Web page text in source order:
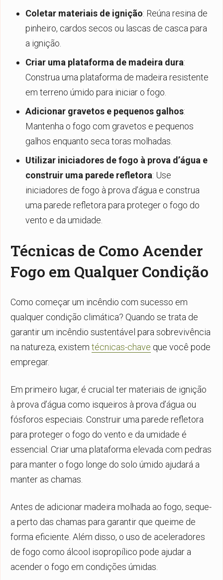
Coletar materiais de ignição: Reúna resina de
pinheiro, cardos secos ou lascas de casca para
a ignição.
Criar uma plataforma de madeira dura:
Construa uma plataforma de madeira resistente
em terreno úmido para iniciar o fogo.
Adicionar gravetos e pequenos galhos:
Mantenha o fogo com gravetos e pequenos
galhos enquanto seca toras molhadas.
Utilizar iniciadores de fogo à prova d’água e
construir uma parede refletora: Use
iniciadores de fogo à prova d’água e construa
uma parede refletora para proteger o fogo do
vento e da umidade.
Técnicas de Como Acender
Fogo em Qualquer Condição
Como começar um incêndio com sucesso em
qualquer condição climática? Quando se trata de
garantir um incêndio sustentável para sobrevivência
na natureza, existem técnicas-chave que você pode
empregar.
Em primeiro lugar, é crucial ter materiais de ignição
à prova d’água como isqueiros à prova d’água ou
fósforos especiais. Construir uma parede refletora
para proteger o fogo do vento e da umidade é
essencial. Criar uma plataforma elevada com pedras
para manter o fogo longe do solo úmido ajudará a
manter as chamas.
Antes de adicionar madeira molhada ao fogo, seque-
a perto das chamas para garantir que queime de
forma eficiente. Além disso, o uso de aceleradores
de fogo como álcool isopropílico pode ajudar a
acender o fogo em condições úmidas.